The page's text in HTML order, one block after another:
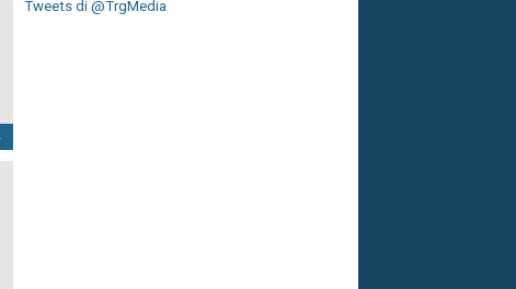
Tweets di @TrgMedia